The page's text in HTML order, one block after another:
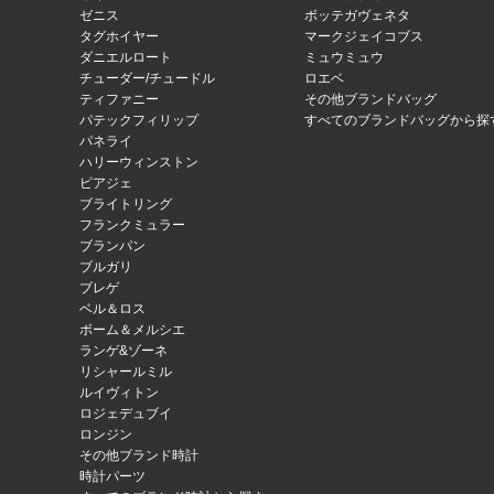
ゼニス
タグホイヤー
ダニエルロート
チューダー/チュードル
ティファニー
パテックフィリップ
パネライ
ハリーウィンストン
ピアジェ
ブライトリング
フランクミュラー
ブランパン
ブルガリ
ブレゲ
ベル＆ロス
ボーム＆メルシエ
ランゲ&ゾーネ
リシャールミル
ルイヴィトン
ロジェデュブイ
ロンジン
その他ブランド時計
時計パーツ
ボッテガヴェネタ
マークジェイコブス
ミュウミュウ
ロエベ
その他ブランドバッグ
すべてのブランドバッグから探